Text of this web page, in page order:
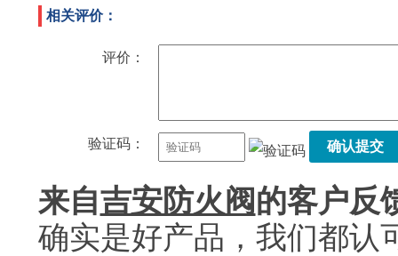
相关评价：
评价：
验证码： 确认提交
来自吉安防火阀的客户反
确实是好产品，我们都认